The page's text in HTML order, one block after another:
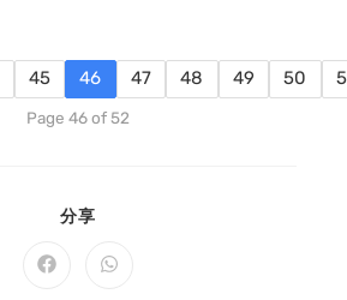
45 46 47 48 49 50
Page 46 of 52
分享
CONTENT
Opens
Opens